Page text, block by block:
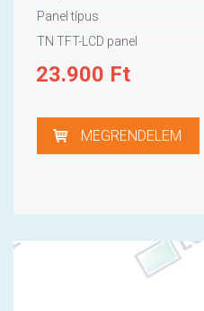
Panel típus
TN TFT-LCD panel
23.900 Ft
MEGRENDELEM